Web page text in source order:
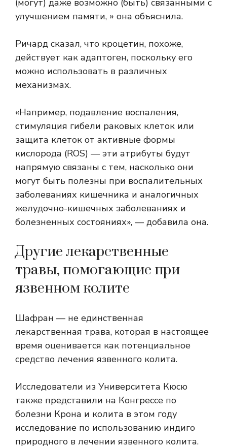
улучшением памяти, » она объяснила.
Ричард сказал, что кроцетин, похоже,
действует как адаптоген, поскольку его
можно использовать в различных
механизмах.
«Например, подавление воспаления,
стимуляция гибели раковых клеток или
защита клеток от активные формы
кислорода (ROS) — эти атрибуты будут
напрямую связаны с тем, насколько они
могут быть полезны при воспалительных
заболеваниях кишечника и аналогичных
желудочно-кишечных заболеваниях и
болезненных состояниях», — добавила она.
Другие лекарственные
травы, помогающие при
язвенном колите
Шафран — не единственная
лекарственная трава, которая в настоящее
время оценивается как потенциальное
средство лечения язвенного колита.
Исследователи из Университета Кюсю
также представили на Конгрессе по
болезни Крона и колита в этом году
исследование по использованию индиго
природного в лечении язвенного колита.